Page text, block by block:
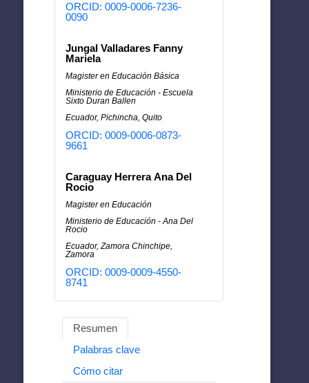
ORCID: 0009-0006-7236-
0090
Jungal Valladares Fanny
Mariela
Magister en Educación Básica
Ministerio de Educación - Escuela
Sixto Duran Ballen
Ecuador, Pichincha, Quito
ORCID: 0009-0006-0873-
9661
Caraguay Herrera Ana Del
Rocio
Magister en Educación
Ministerio de Educación - Ana Del
Rocio
Ecuador, Zamora Chinchipe,
Zamora
ORCID: 0009-0009-4550-
8741
Resumen
Palabras clave
Cómo citar